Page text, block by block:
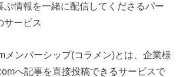
ぶ情報を一緒に配信してくださるパー
サービス
メンバーシップ(コラメン)とは、企業様
へ記事を直接投稿できるサービスで